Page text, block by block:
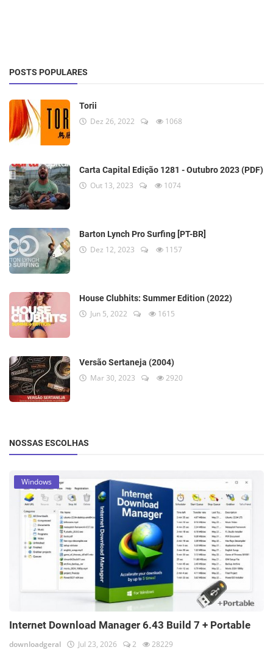
POSTS POPULARES
Torii
Dez 26, 2022 1068
Carta Capital Edição 1281 - Outubro 2023 (PDF)
Out 13, 2023 1074
Barton Lynch Pro Surfing [PT-BR]
Dez 12, 2023 1157
House Clubhits: Summer Edition (2022)
Jun 5, 2022 1615
Versão Sertaneja (2004)
Mar 30, 2023 2920
NOSSAS ESCOLHAS
Windows
Internet Download Manager 6.43 Build 7 + Portable
downloadgeral Jul 23, 2026 2 28229